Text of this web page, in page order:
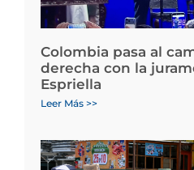
Colombia pasa al
derecha con la
Espriella
Leer Más >>